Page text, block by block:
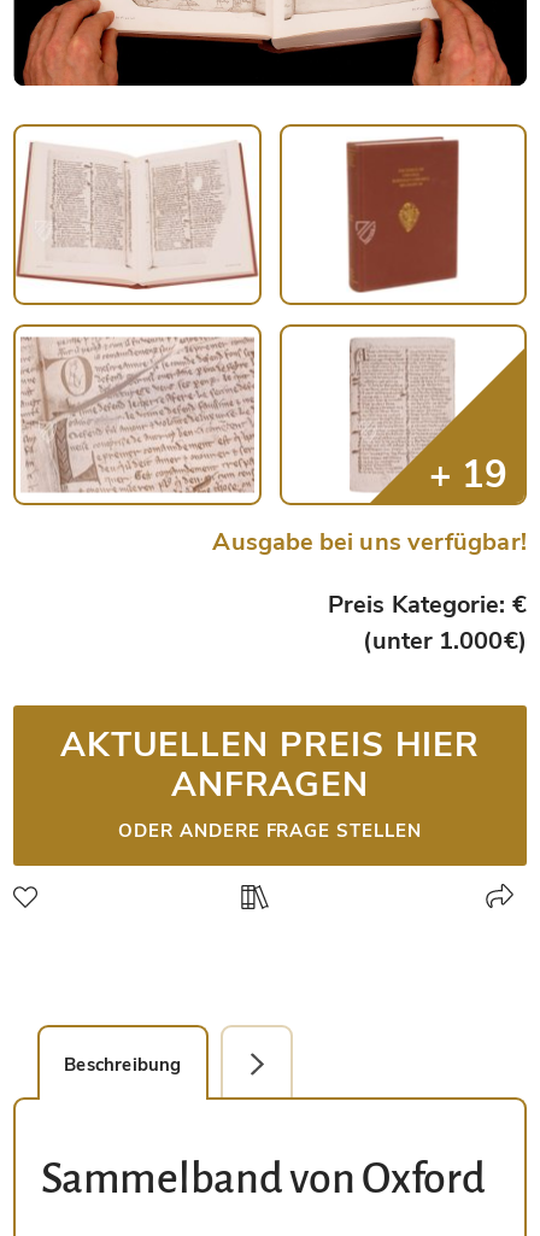
Ausgabe bei uns verfügbar!
Preis Kategorie: €
(unter 1.000€)
AKTUELLEN PREIS HIER
ANFRAGEN
ODER ANDERE FRAGE STELLEN
Beschreibung Einzelseite
Sammelband von Oxford